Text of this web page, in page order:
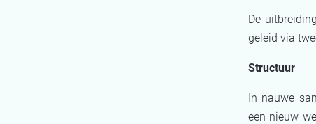
De
geleid via
Structuur
In nauwe
een nieuw